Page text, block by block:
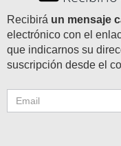
Recibirá un mensaje
electrónico con el
que indicarnos su
suscripción desde el